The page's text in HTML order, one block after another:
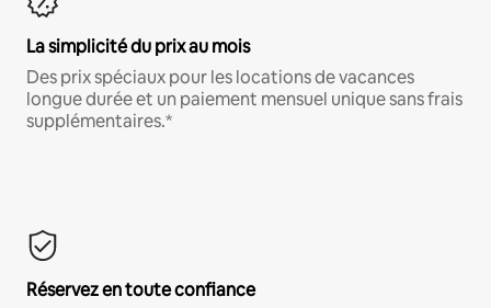
La simplicité du prix au mois
Des prix spéciaux pour les locations de vacances
longue durée et un paiement mensuel unique sans frais
supplémentaires.*
Réservez en toute confiance